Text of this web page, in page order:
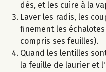
dés, et les cuire à la
Laver les radis, les
finement les
compris ses feuilles).
Quand les lentilles
la feuille de laurier et